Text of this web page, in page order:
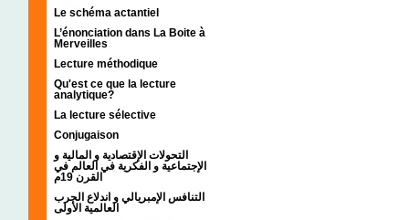
Le schéma actantiel
L’énonciation dans La Boite à
Merveilles
Lecture méthodique
Qu'est ce que la lecture
analytique?
La lecture sélective
Conjugaison
التحولات الإقتصادية و المالية و
الإجتماعية و الفكرية في العالم في
القرن 19م
التنافس الإمبريالي و اندلاع الحرب
العالمية الأولى